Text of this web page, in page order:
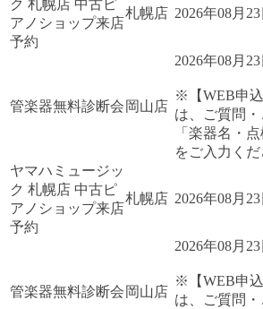
ク 札幌店 中古ピ
アノショップ来店
予約
札幌店 2026年08月
管楽器無料診断会 岡山店
2026年08月
※【WEB申
は、ご質問
「楽器名・
をご入力くだ
ヤマハミュージッ
ク 札幌店 中古ピ
アノショップ来店
予約
札幌店 2026年08月
管楽器無料診断会 岡山店
2026年08月
※【WEB申
は、ご質問